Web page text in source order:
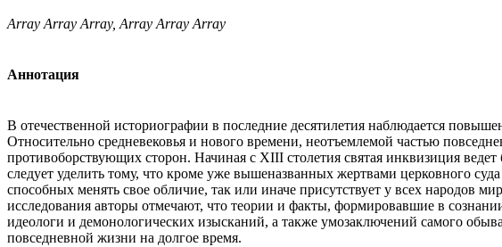
Array Array Array, Array Array Array
Аннотация
В отечественной историографии в последние десятилетия наблюдается
Относительно средневековья и нового времени, неотъемлемой частью
противоборствующих сторон. Начиная с XIII столетия святая инквизиция
следует уделить тому, что кроме уже вышеназванных жертвами церковного
способных менять свое обличие, так или иначе присутствует у всех народов
исследования авторы отмечают, что теории и факты, формировавшие в
идеологи и демонологических изысканий, а также умозаключений самого
повседневной жизни на долгое время.